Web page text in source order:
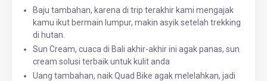
Baju tambahan, karena di trip terakhir kami mengajak
kamu ikut bermain lumpur, makin asyik setelah trekking
di hutan.
Sun Cream, cuaca di Bali akhir-akhir ini agak panas, sun
cream solusi terbaik untuk kulit anda
Uang tambahan, naik Quad Bike agak melelahkan, jadi